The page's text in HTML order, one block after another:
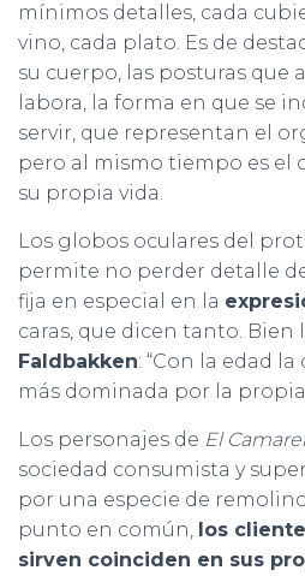
mínimos detalles, cada
vino, cada plato. Es de
su cuerpo, las posturas que
labora, la forma en que se
servir, que representan el
pero al mismo tiempo es el
su propia vida.
Los globos oculares del
permite no perder detalle
fija en especial en la
caras, que dicen tanto. Bien
Faldbakken: “Con la edad la
más dominada por la propia
Los personajes de El
sociedad consumista y
por una especie de
punto en común, los
sirven coinciden en sus